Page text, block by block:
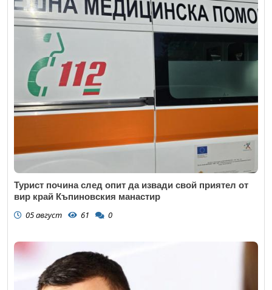
Турист почина след опит да извади свой приятел от
вир край Къпиновския манастир
05 август 61 0